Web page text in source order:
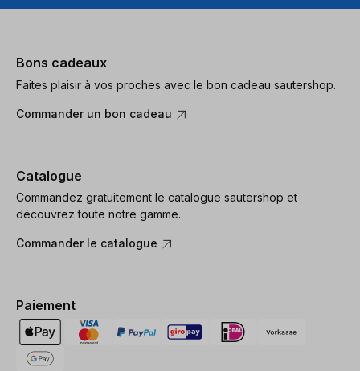
Bons cadeaux
Faites plaisir à vos proches avec le bon cadeau sautershop.
Commander un bon cadeau
Catalogue
Commandez gratuitement le catalogue sautershop et
découvrez toute notre gamme.
Commander le catalogue
Paiement